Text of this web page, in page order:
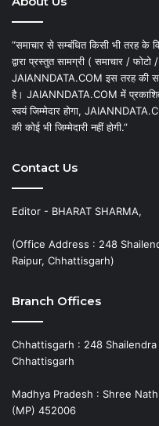
“समाचार से सम्बंधित किसी भी तरह के
द्वारा प्रस्तुत सामग्री ( समाचार / फोटो
JAIANNDATA.COM इस तरह की
है। JAIANNDATA.COM में
स्वयं जिम्मेदार होगा,
की कोई भी जिम्मेदारी नहीं होगी.”
Contact Us
Editor - BHARAT SHARMA,
(Office Address : 248
Raipur, Chhattisgarh)
Branch Offices
Chhattisgarh : 248
Chhattisgarh
Madhya Pradesh : Shree
(MP) 452006